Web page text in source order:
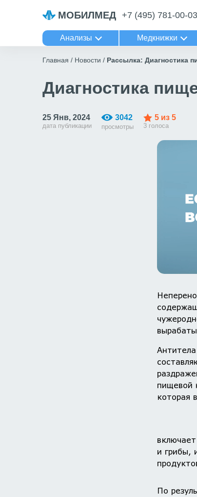
МОБИЛМЕД +7 (495) 781-00-03
Анализы Медкнижки
Главная Новости Рассылка: Диагностика
Диагностика
25 Янв, 2024
дата публикации
3042
просмотры
5 из 5
3 голоса
пищевой
которая
и грибы,
По